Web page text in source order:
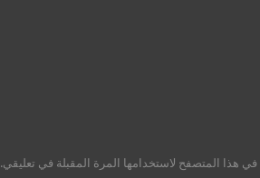
هذا المتصفح لاستخدامها المرة المقبلة في تعليقي.